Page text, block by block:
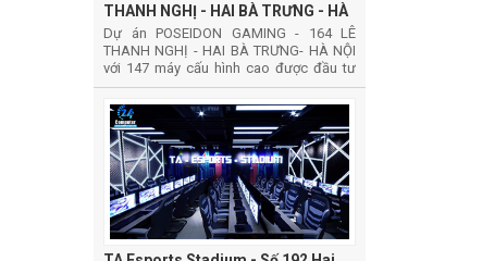
THANH NGHỊ - HAI BÀ TRƯNG - HÀ
NỘI
Dự án POSEIDON GAMING - 164 LÊ
THANH NGHỊ - HAI BÀ TRƯNG- HÀ NỘI
với 147 máy cấu hình cao được đầu tư
phát triển theo mô hình phát triển CYBER
GAMES VIP